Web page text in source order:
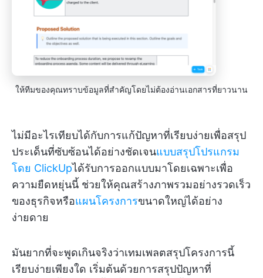
ให้ทีมของคุณทราบข้อมูลที่สำคัญโดยไม่ต้องอ่านเอกสารที่ยาวนาน
ไม่มีอะไรเทียบได้กับการแก้ปัญหาที่เรียบง่ายเพื่อสรุป
ประเด็นที่ซับซ้อนได้อย่างชัดเจนแบบสรุปโปรแกรม
โดย ClickUpได้รับการออกแบบมาโดยเฉพาะเพื่อ
ความยืดหยุ่นนี้ ช่วยให้คุณสร้างภาพรวมอย่างรวดเร็ว
ของธุรกิจหรือแผนโครงการขนาดใหญ่ได้อย่าง
ง่ายดาย
มันยากที่จะพูดเกินจริงว่าเทมเพลตสรุปโครงการนี้
เรียบง่ายเพียงใด เริ่มต้นด้วยการสรุปปัญหาที่